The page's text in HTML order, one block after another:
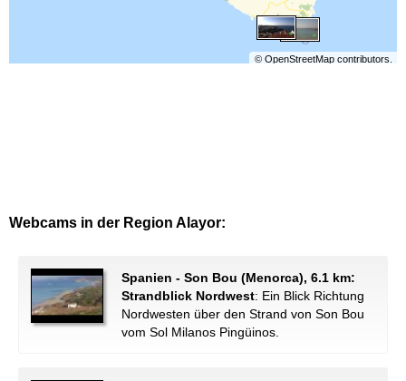
© OpenStreetMapcontributors.
Webcams in der Region Alayor:
Spanien - Son Bou (Menorca), 6.1 km:
Strandblick Nordwest: Ein Blick Richtung
Nordwesten über den Strand von Son Bou
vom Sol Milanos Pingüinos.